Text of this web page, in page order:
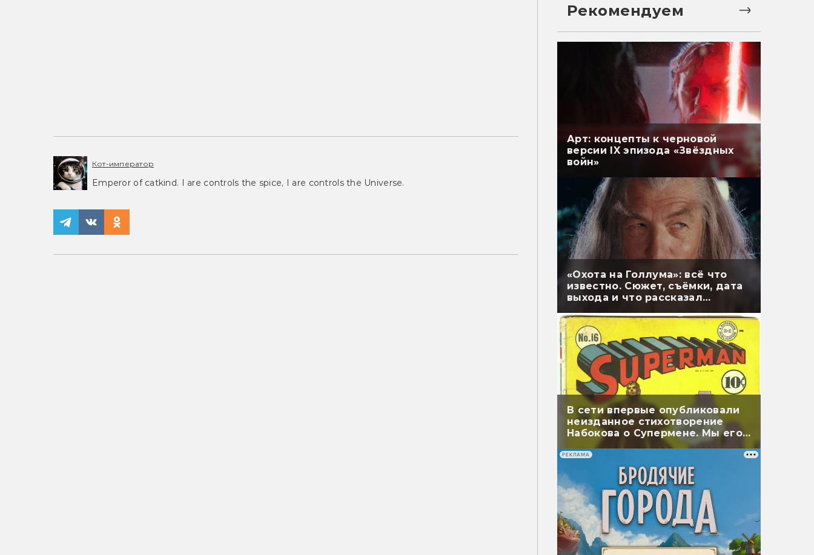
Кот-император
Emperor of catkind. I are controls the spice, I are controls the Universe.
Рекомендуем
Арт: концепты к черновой
версии IX эпизода «Звёздных
войн»
«Охота на Голлума»: всё что
известно. Сюжет, съёмки, дата
выхода и что рассказал
В сети впервые опубликовали
неизданное стихотворение
Набокова о Супермене. Мы его
перевели
РЕКЛАМА